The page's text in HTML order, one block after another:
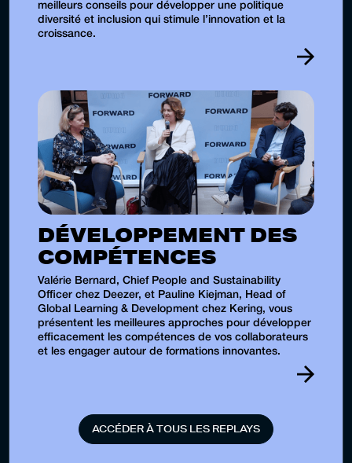
meilleurs conseils pour développer une politique
diversité et inclusion qui stimule l’innovation et la
croissance.
DÉVELOPPEMENT DES
COMPÉTENCES
Valérie Bernard, Chief People and Sustainability
Officer chez Deezer, et Pauline Kiejman, Head of
Global Learning & Development chez Kering, vous
présentent les meilleures approches pour développer
efficacement les compétences de vos collaborateurs
et les engager autour de formations innovantes.
ACCÉDERÀTOUS LES REPLAYS